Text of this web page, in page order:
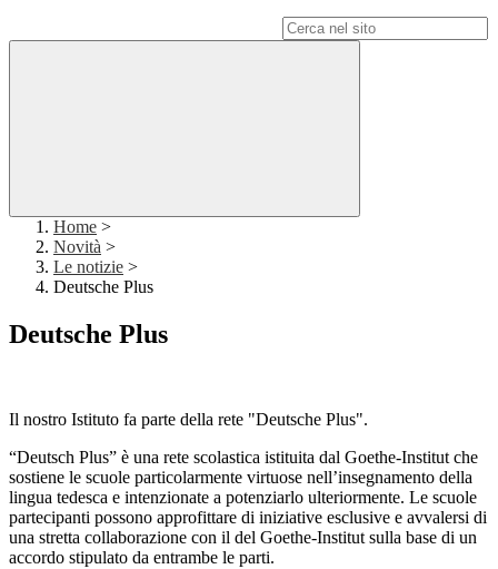
Home >
Novità >
Le notizie >
Deutsche Plus
Deutsche Plus
Il nostro Istituto fa parte della rete "Deutsche Plus".
“Deutsch Plus” è una rete scolastica istituita dal Goethe-Institut che
sostiene le scuole particolarmente virtuose nell’insegnamento della
lingua tedesca e intenzionate a potenziarlo ulteriormente. Le scuole
partecipanti possono approfittare di iniziative esclusive e avvalersi di
una stretta collaborazione con il del Goethe-Institut sulla base di un
accordo stipulato da entrambe le parti.